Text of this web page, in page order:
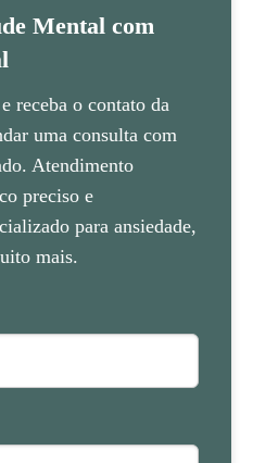
Mental com
receba o contato da
uma consulta com
Atendimento
preciso e
para ansiedade,
mais.